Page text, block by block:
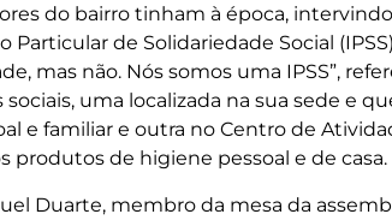
do bairro tinham à época,
Particular de Solidariedade Social
mas não. Nós somos uma IPSS”,
sociais, uma localizada na sua sede e
e familiar e outra no Centro de
produtos de higiene pessoal e de casa.
Duarte, membro da mesa da